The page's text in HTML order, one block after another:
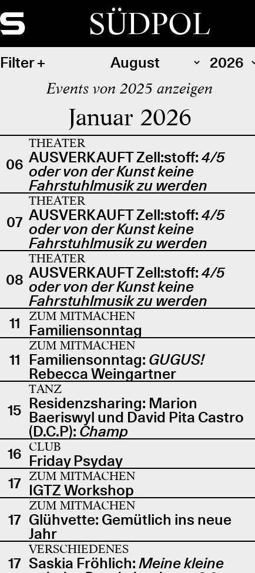
SÜDPOL
Filter
Events von 2025 anzeigen
Januar 2026
06
THEATER
AUSVERKAUFT Zell:stoff: 4/5
oder von der Kunst keine
Fahrstuhlmusik zu werden
07
THEATER
AUSVERKAUFT Zell:stoff: 4/5
oder von der Kunst keine
Fahrstuhlmusik zu werden
08
THEATER
AUSVERKAUFT Zell:stoff: 4/5
oder von der Kunst keine
Fahrstuhlmusik zu werden
11
ZUM MITMACHEN
Familiensonntag
11
ZUM MITMACHEN
Familiensonntag: GUGUS!
Rebecca Weingartner
15
TANZ
Residenzsharing: Marion
Baeriswyl und David Pita Castro
(D.C.P): Champ
16 CLUB
Friday Psyday
17 ZUM MITMACHEN
IGTZ Workshop
17
ZUM MITMACHEN
Glühvette: Gemütlich ins neue
Jahr
17
VERSCHIEDENES
Saskia Fröhlich: Meine kleine